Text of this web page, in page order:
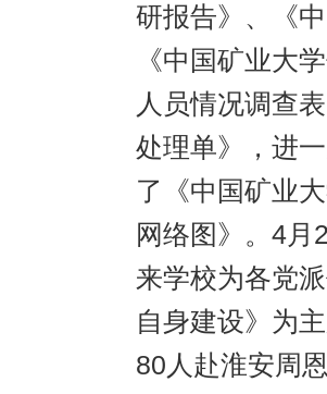
研报告》、《
《中国矿业大
人员情况调查
处理单》，进
了《中国矿业
网络图》。4月
来学校为各党
自身建设》为
80人赴淮安周